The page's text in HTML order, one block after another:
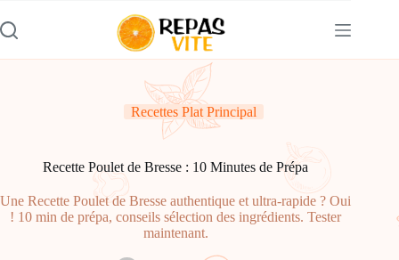
au
contenu
Recettes Plat Principal
Recette Poulet de Bresse : 10 Minutes de Prépa
Une Recette Poulet de Bresse authentique et ultra-rapide ? Oui
! 10 min de prépa, conseils sélection des ingrédients. Tester
maintenant.